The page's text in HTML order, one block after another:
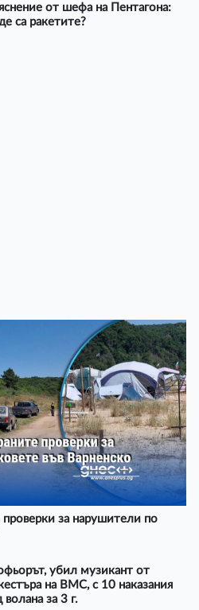
от шефа на Пентагона:
са ракетите?
за нарушители по
убил музикант от
на ВМС, с 10 наказания
волана за 3 г.